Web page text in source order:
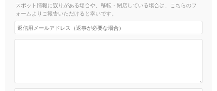
スポット情報に誤りがある場合や、移転・閉店している場合は、こちらのフ
ォームよりご報告いただけると幸いです。